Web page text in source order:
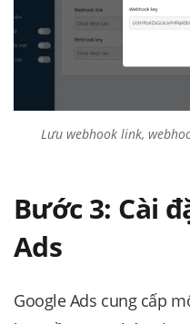
Lưu webhook link,
Bước 3: Cài
Ads
Google Ads cung cấp